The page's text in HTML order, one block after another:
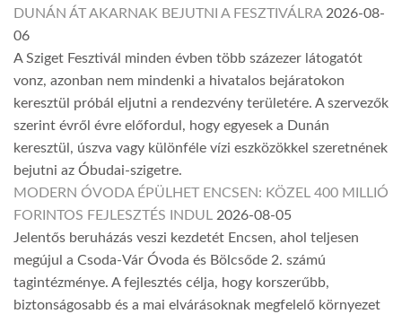
DUNÁN ÁT AKARNAK BEJUTNI A FESZTIVÁLRA 2026-08-
06
A Sziget Fesztivál minden évben több százezer látogatót
vonz, azonban nem mindenki a hivatalos bejáratokon
keresztül próbál eljutni a rendezvény területére. A szervezők
szerint évről évre előfordul, hogy egyesek a Dunán
keresztül, úszva vagy különféle vízi eszközökkel szeretnének
bejutni az Óbudai-szigetre.
MODERN ÓVODA ÉPÜLHET ENCSEN: KÖZEL 400 MILLIÓ
FORINTOS FEJLESZTÉS INDUL 2026-08-05
Jelentős beruházás veszi kezdetét Encsen, ahol teljesen
megújul a Csoda-Vár Óvoda és Bölcsőde 2. számú
tagintézménye. A fejlesztés célja, hogy korszerűbb,
biztonságosabb és a mai elvárásoknak megfelelő környezet